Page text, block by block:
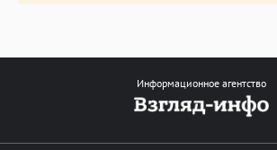
Информационное агентство